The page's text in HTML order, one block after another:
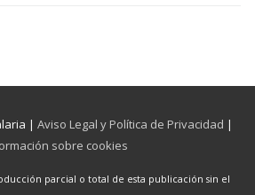
| Aviso Legal y Política de Privacidad |
sobre cookies
parcial o total de esta publicación sin el